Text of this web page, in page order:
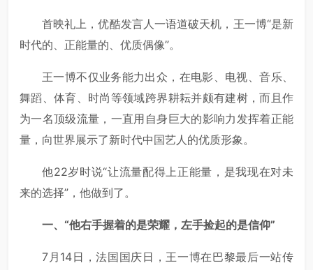
首映礼上，优酷发言人一语道破天机，王一博“是新
时代的、正能量的、优质偶像”。
王一博不仅业务能力出众，在电影、电视、音乐、
舞蹈、体育、时尚等领域跨界耕耘并颇有建树，而且作
为一名顶级流量，一直用自身巨大的影响力发挥着正能
量，向世界展示了新时代中国艺人的优质形象。
他22岁时说“让流量配得上正能量，是我现在对未
来的选择”，他做到了。
一、“他右手握着的是荣耀，左手捡起的是信仰”
7月14日，法国国庆日，王一博在巴黎最后一站传